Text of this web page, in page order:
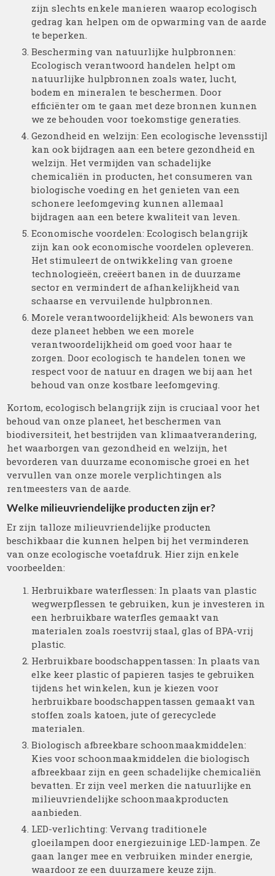
zijn slechts enkele manieren waarop ecologisch
gedrag kan helpen om de opwarming van de aarde
te beperken.
Bescherming van natuurlijke hulpbronnen:
Ecologisch verantwoord handelen helpt om
natuurlijke hulpbronnen zoals water, lucht,
bodem en mineralen te beschermen. Door
efficiënter om te gaan met deze bronnen kunnen
we ze behouden voor toekomstige generaties.
Gezondheid en welzijn: Een ecologische levensstijl
kan ook bijdragen aan een betere gezondheid en
welzijn. Het vermijden van schadelijke
chemicaliën in producten, het consumeren van
biologische voeding en het genieten van een
schonere leefomgeving kunnen allemaal
bijdragen aan een betere kwaliteit van leven.
Economische voordelen: Ecologisch belangrijk
zijn kan ook economische voordelen opleveren.
Het stimuleert de ontwikkeling van groene
technologieën, creëert banen in de duurzame
sector en vermindert de afhankelijkheid van
schaarse en vervuilende hulpbronnen.
Morele verantwoordelijkheid: Als bewoners van
deze planeet hebben we een morele
verantwoordelijkheid om goed voor haar te
zorgen. Door ecologisch te handelen tonen we
respect voor de natuur en dragen we bij aan het
behoud van onze kostbare leefomgeving.
Kortom, ecologisch belangrijk zijn is cruciaal voor het
behoud van onze planeet, het beschermen van
biodiversiteit, het bestrijden van klimaatverandering,
het waarborgen van gezondheid en welzijn, het
bevorderen van duurzame economische groei en het
vervullen van onze morele verplichtingen als
rentmeesters van de aarde.
Welke milieuvriendelijke producten zijn er?
Er zijn talloze milieuvriendelijke producten
beschikbaar die kunnen helpen bij het verminderen
van onze ecologische voetafdruk. Hier zijn enkele
voorbeelden:
Herbruikbare waterflessen: In plaats van plastic
wegwerpflessen te gebruiken, kun je investeren in
een herbruikbare waterfles gemaakt van
materialen zoals roestvrij staal, glas of BPA-vrij
plastic.
Herbruikbare boodschappentassen: In plaats van
elke keer plastic of papieren tasjes te gebruiken
tijdens het winkelen, kun je kiezen voor
herbruikbare boodschappentassen gemaakt van
stoffen zoals katoen, jute of gerecyclede
materialen.
Biologisch afbreekbare schoonmaakmiddelen:
Kies voor schoonmaakmiddelen die biologisch
afbreekbaar zijn en geen schadelijke chemicaliën
bevatten. Er zijn veel merken die natuurlijke en
milieuvriendelijke schoonmaakproducten
aanbieden.
LED-verlichting: Vervang traditionele
gloeilampen door energiezuinige LED-lampen. Ze
gaan langer mee en verbruiken minder energie,
waardoor ze een duurzamere keuze zijn.